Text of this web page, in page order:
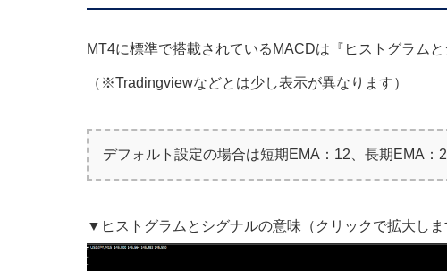
MT4に標準で搭載されているMACDは『ヒストグラム
（※Tradingviewなどとは少し表示が異なります）
デフォルト設定の場合は短期EMA：12、長期EMA：
▼ヒストグラムとシグナルの意味（クリックで拡大しま